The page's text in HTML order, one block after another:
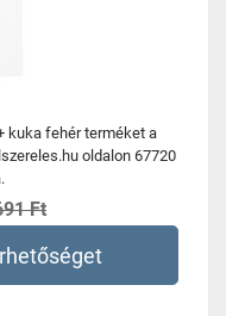
kuka fehér terméket a
oldalon 67720
Ft